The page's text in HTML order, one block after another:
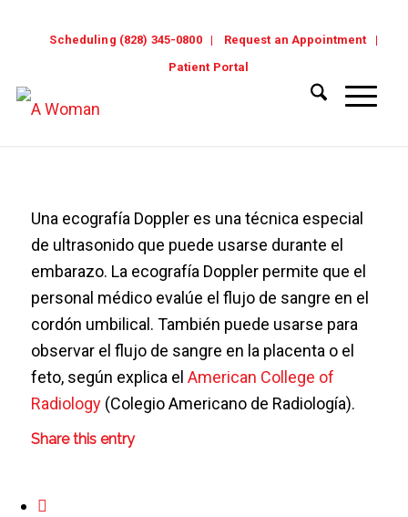
Scheduling (828) 345-0800
Request an Appointment
Patient Portal
Una ecografía Doppler es una técnica especial
de ultrasonido que puede usarse durante el
embarazo. La ecografía Doppler permite que el
personal médico evalúe el flujo de sangre en el
cordón umbilical. También puede usarse para
observar el flujo de sangre en la placenta o el
feto, según explica el American College of
Radiology(Colegio Americano de Radiología).
Share this entry